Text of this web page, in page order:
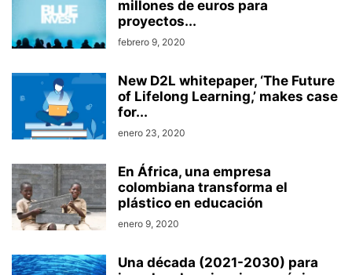
millones de euros para
proyectos...
febrero 9, 2020
New D2L whitepaper, ‘The Future
of Lifelong Learning,’ makes case
for...
enero 23, 2020
En África, una empresa
colombiana transforma el
plástico en educación
enero 9, 2020
Una década (2021-2030) para